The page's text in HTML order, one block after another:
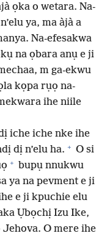
ọka o wetara. Na-
ya, ma àjà a
Na-efesakwa
na ọbara anụ e ji
m ga-ekwu
kọpa rụọ na-
ihe niile
iche iche nke ihe
dị n’elu ha. + O si
+ bupụ nnukwu
ya na pevment e ji
e ji kpuchie elu
Ụbọchị Izu Ike,
Jehova. O mere ihe